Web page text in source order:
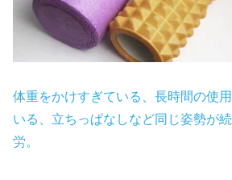
体重をかけすぎている、長時間の使
いる、立ちっぱなしなど同じ姿勢が
労。